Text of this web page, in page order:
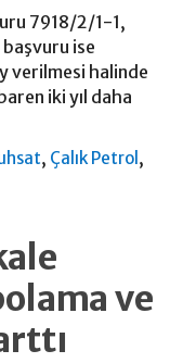
7918/2/1-1,
ise
verilmesi halinde
iki yıl daha
, Çalık Petrol ,
ve